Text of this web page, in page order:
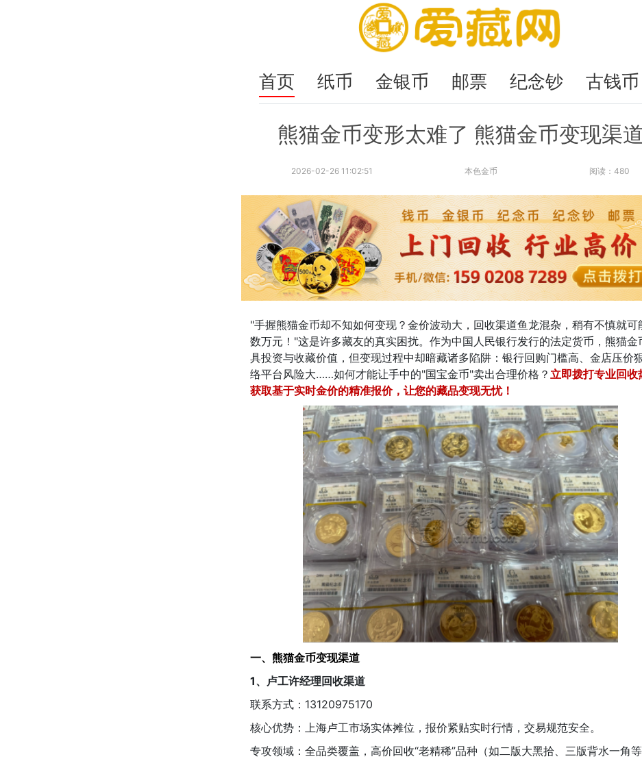
首页 纸币 金银币 邮票 纪念钞 古钱币
熊猫金币变形太难了 熊猫金币变现渠道
2026-02-26 11:02:51 本色金币 阅读：480
"手握熊猫金币却不知如何变现？金价波动大，回收渠道鱼龙混杂，稍有不慎就可
数万元！"这是许多藏友的真实困扰。作为中国人民银行发行的法定货币，熊猫金
具投资与收藏价值，但变现过程中却暗藏诸多陷阱：银行回购门槛高、金店压价
络平台风险大……如何才能让手中的"国宝金币"卖出合理价格？ 立即拨打专业回收
获取基于实时金价的精准报价，让您的藏品变现无忧！
一、熊猫金币变现渠道
1、卢工许经理回收渠道
联系方式：13120975170
核心优势：上海卢工市场实体摊位，报价紧贴实时行情，交易规范安全。
专攻领域：全品类覆盖，高价回收“老精稀”品种（如二版大黑拾、三版背水一角等